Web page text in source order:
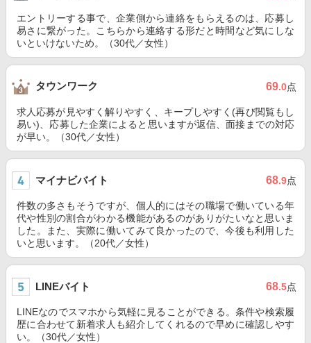
エントリーする事で、企業側から連絡をもらえるのは、応募し
易さに繋がった。こちらから連絡する形だと時間など気にしな
いといけないため。（30代／女性）
タウンワーク 69.0点
求人応募が見やすく解りやすく、キープしやすく(再び閲覧もし
易い)、応募した企業によると思いますが返信、面接までの対応
が早い。（30代／女性）
マイナビバイト 68.9点
件数の多さもそうですが、個人的にはその職場で働いている年
代や性別の割合がわかる機能があるのがありがたいなと思いま
した。また、実際に働いてみて良かったので、今後も利用した
いと思います。（20代／女性）
LINEバイト 68.5点
LINEなのでスマホから気軽に見ることができる。条件や検索履
歴に合わせて新着求人も紹介してくれるので早めに確認しやす
い。（30代／女性）